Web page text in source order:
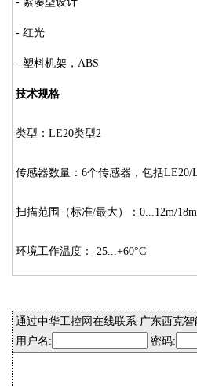
- 红光
- 塑料机架，ABS
技术规格
类型：LE20类型2
传感器数量：6个传感器，包括LE20/
扫描范围（标准/最大）：0...12m/18m
环境工作温度：-25...+60°C
通过中华工控网在线联系 广东西克智
用户名:
密码: